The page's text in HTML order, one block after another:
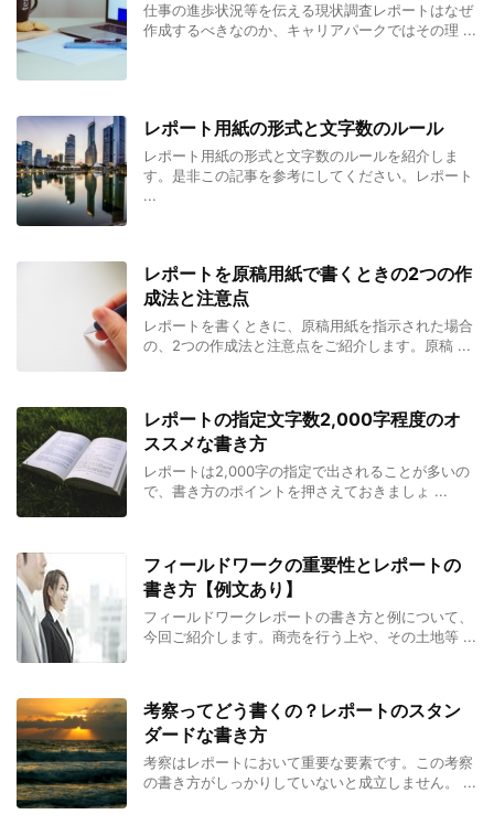
仕事の進歩状況等を伝える現状調査レポートはなぜ
作成するべきなのか、キャリアパークではその理 ...
レポート用紙の形式と文字数のルール
レポート用紙の形式と文字数のルールを紹介しま
す。是非この記事を参考にしてください。レポート
...
レポートを原稿用紙で書くときの2つの作
成法と注意点
レポートを書くときに、原稿用紙を指示された場合
の、2つの作成法と注意点をご紹介します。原稿 ...
レポートの指定文字数2,000字程度のオ
ススメな書き方
レポートは2,000字の指定で出されることが多いの
で、書き方のポイントを押さえておきましょ ...
フィールドワークの重要性とレポートの
書き方【例文あり】
フィールドワークレポートの書き方と例について、
今回ご紹介します。商売を行う上や、その土地等 ...
考察ってどう書くの？レポートのスタン
ダードな書き方
考察はレポートにおいて重要な要素です。この考察
の書き方がしっかりしていないと成立しません。 ...